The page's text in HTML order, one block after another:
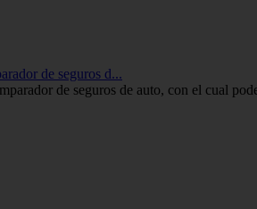
de seguros d...
de seguros de auto, con el cual